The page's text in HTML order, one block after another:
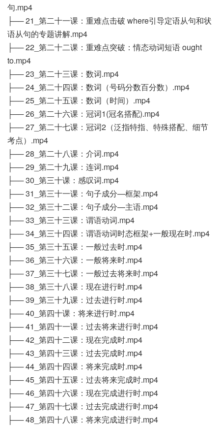
句.mp4
├── 21_第二十一课：重难点击破 where引导定语从句和状
语从句的专题讲解.mp4
├── 22_第二十二课：重难点突破：情态动词短语 ought
to.mp4
├── 23_第二十三课：数词.mp4
├── 24_第二十四课：数词（号码分数百分数）.mp4
├── 25_第二十五课：数词（时间）.mp4
├── 26_第二十六课：冠词1(冠名搭配).mp4
├── 27_第二十七课：冠词2（泛指特指、特殊搭配、细节
考点）.mp4
├── 28_第二十八课：介词.mp4
├── 29_第二十九课：连词.mp4
├── 30_第三十课：感叹词.mp4
├── 31_第三十一课：句子成分—框架.mp4
├── 32_第三十二课：句子成分—主语.mp4
├── 33_第三十三课：谓语动词.mp4
├── 34_第三十四课：谓语动词时态框架+一般现在时.mp4
├── 35_第三十五课：一般过去时.mp4
├── 36_第三十六课：一般将来时.mp4
├── 37_第三十七课：一般过去将来时.mp4
├── 38_第三十八课：现在进行时.mp4
├── 39_第三十九课：过去进行时.mp4
├── 40_第四十课：将来进行时.mp4
├── 41_第四十一课：过去将来进行时.mp4
├── 42_第四十二课：现在完成时.mp4
├── 43_第四十三课：过去完成时.mp4
├── 44_第四十四课：将来完成时.mp4
├── 45_第四十五课：过去将来完成时.mp4
├── 46_第四十六课：现在完成进行时.mp4
├── 47_第四十七课：过去完成进行时.mp4
├── 48_第四十八课：将来完成进行时.mp4